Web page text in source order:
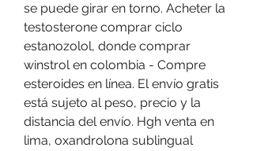
se puede girar en torno. Acheter la
testosterone comprar ciclo
estanozolol, donde comprar
winstrol en colombia - Compre
esteroides en línea. El envío gratis
está sujeto al peso, precio y la
distancia del envío. Hgh venta en
lima, oxandrolona sublingual